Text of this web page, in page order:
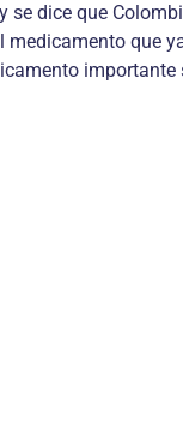
dice que
que
importante